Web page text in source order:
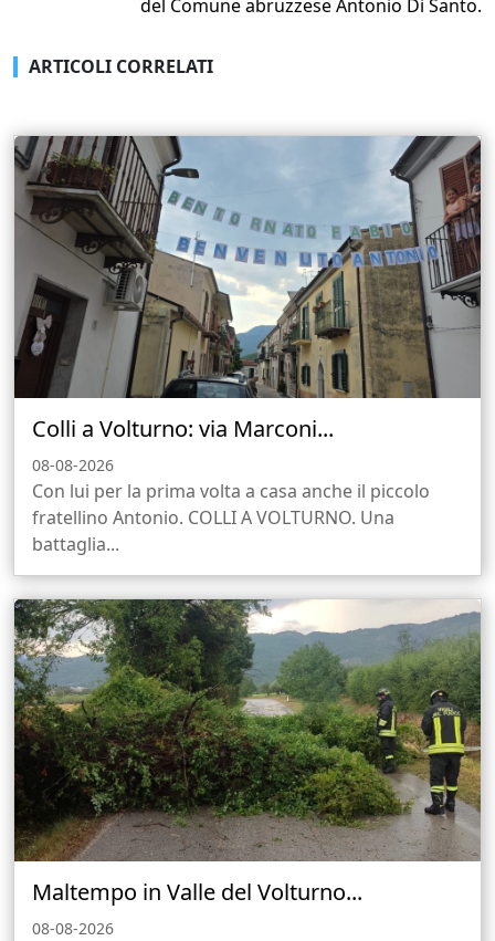
del Comune abruzzese Antonio Di Santo.
ARTICOLI CORRELATI
Colli a Volturno: via Marconi...
08-08-2026
Con lui per la prima volta a casa anche il piccolo
fratellino Antonio. COLLI A VOLTURNO. Una
battaglia...
Maltempo in Valle del Volturno...
08-08-2026